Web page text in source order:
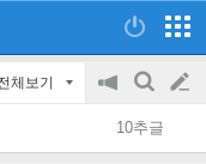
체보기
공
지
on/off
검
색
글
쓰
10추글